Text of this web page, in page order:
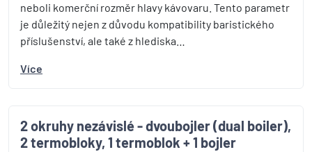
neboli komerční rozměr hlavy kávovaru. Tento parametr
je důležitý nejen z důvodu kompatibility baristického
příslušenství, ale také z hlediska…
Více
2 okruhy nezávislé - dvoubojler (dual boiler),
2 termobloky, 1 termoblok + 1 bojler